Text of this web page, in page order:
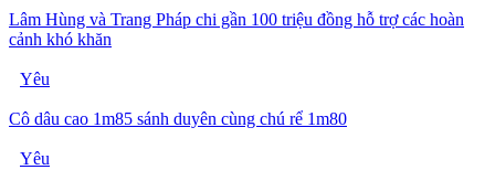
Lâm Hùng và Trang Pháp chi gần 100 triệu đồng hỗ trợ các hoàn
cảnh khó khăn
Yêu
Cô dâu cao 1m85 sánh duyên cùng chú rể 1m80
Yêu